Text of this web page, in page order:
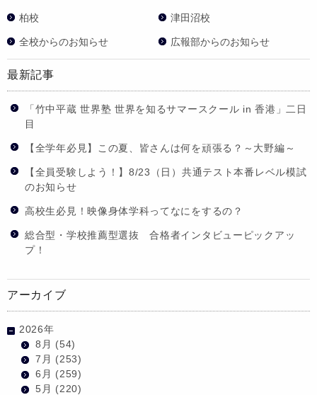
柏校 津田沼校
全校からのお知らせ 広報部からのお知らせ
最新記事
「竹中平蔵 世界塾 世界を知るサマースクール in 香港」二日
目
【全学年必見】この夏、皆さんは何を頑張る？～大野編～
【全員受験しよう！】8/23（日）共通テスト本番レベル模試
のお知らせ
高校生必見！映像身体学科ってなにをするの？
総合型・学校推薦型選抜 合格者インタビューピックアッ
プ！
アーカイブ
2026年
8月 (54)
7月 (253)
6月 (259)
5月 (220)